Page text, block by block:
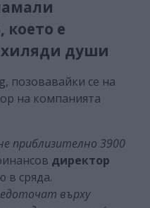
което е
хиляди души
позовавайки се на
на компанията
приблизително 3900
директор
в сряда.
върху